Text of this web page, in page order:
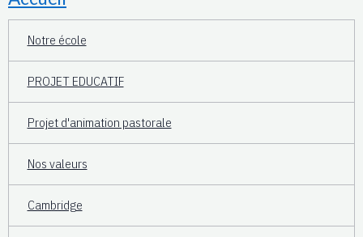
Notre école
PROJET EDUCATIF
Projet d'animation pastorale
Nos valeurs
Cambridge